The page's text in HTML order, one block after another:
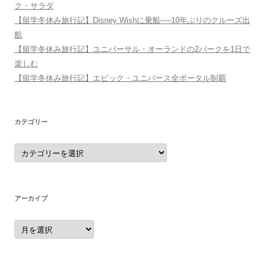
ク・サラダ
【留学冬休み旅行記】Disney Wishに乗船──10年ぶりのクルーズ出
航
【留学冬休み旅行記】ユニバーサル・オーランドの2パークを1日で
楽しむ
【留学冬休み旅行記】エピック・ユニバース全ポータル制覇
カテゴリー
カ
テ
ゴ
アーカイブ
ア
ー
カ